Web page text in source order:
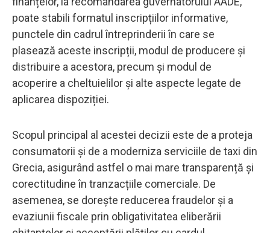
poate stabili formatul inscripțiilor informative,
punctele din cadrul întreprinderii în care se
plasează aceste inscripții, modul de producere și
distribuire a acestora, precum și modul de
acoperire a cheltuielilor și alte aspecte legate de
aplicarea dispoziției.
Scopul principal al acestei decizii este de a proteja
consumatorii și de a moderniza serviciile de taxi din
Grecia, asigurând astfel o mai mare transparență și
corectitudine în tranzacțiile comerciale. De
asemenea, se dorește reducerea fraudelor și a
evaziunii fiscale prin obligativitatea eliberării